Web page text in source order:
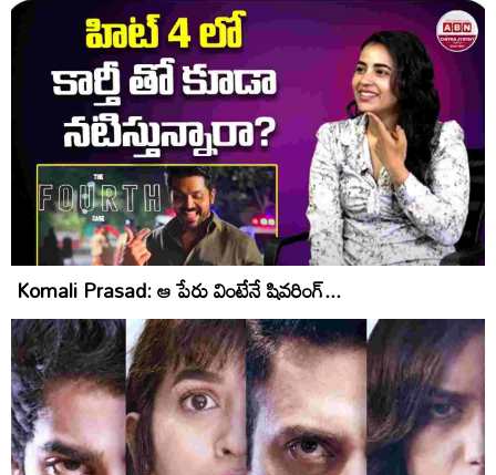
Komali Prasad: ఆ పేరు వింటేనే షివరింగ్‌...